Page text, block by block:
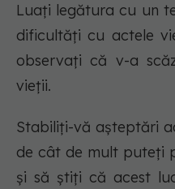
Luați legătura cu un
dificultăți cu actele
observați că v-a
vieții.
Stabiliți-vă așteptări
de cât de mult puteți
și să știți că acest